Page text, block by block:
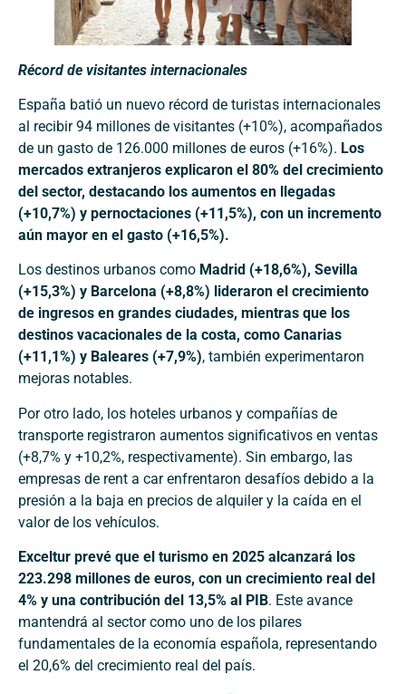
Récord de visitantes internacionales
España batió un nuevo récord de turistas internacionales
al recibir 94 millones de visitantes (+10%), acompañados
de un gasto de 126.000 millones de euros (+16%). Los
mercados extranjeros explicaron el 80% del crecimiento
del sector, destacando los aumentos en llegadas
(+10,7%) y pernoctaciones (+11,5%), con un incremento
aún mayor en el gasto (+16,5%).
Los destinos urbanos como Madrid (+18,6%), Sevilla
(+15,3%) y Barcelona (+8,8%) lideraron el crecimiento
de ingresos en grandes ciudades, mientras que los
destinos vacacionales de la costa, como Canarias
(+11,1%) y Baleares (+7,9%), también experimentaron
mejoras notables.
Por otro lado, los hoteles urbanos y compañías de
transporte registraron aumentos significativos en ventas
(+8,7% y +10,2%, respectivamente). Sin embargo, las
empresas de rent a car enfrentaron desafíos debido a la
presión a la baja en precios de alquiler y la caída en el
valor de los vehículos.
Exceltur prevé que el turismo en 2025 alcanzará los
223.298 millones de euros, con un crecimiento real del
4% y una contribución del 13,5% al PIB. Este avance
mantendrá al sector como uno de los pilares
fundamentales de la economía española, representando
el 20,6% del crecimiento real del país.